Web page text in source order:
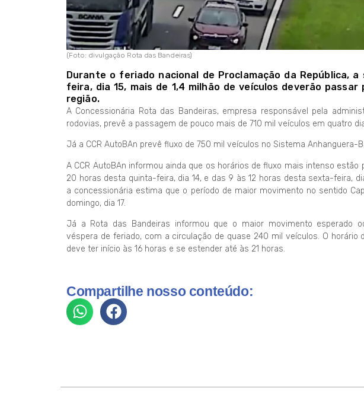
(Foto: divulgação Rota das Bandeiras)
Durante o feriado nacional de Proclamação da República,
feira, dia 15, mais de 1,4 milhão de veículos deverão
região.
A Concessionária Rota das Bandeiras, empresa responsável pela
rodovias, prevê a passagem de pouco mais de 710 mil veículos em quatro
Já a CCR AutoBAn prevê fluxo de 750 mil veículos no Sistema Anhanguera-
A CCR AutoBAn informou ainda que os horários de fluxo mais intenso
20 horas desta quinta-feira, dia 14, e das 9 às 12 horas desta sexta-feira,
a concessionária estima que o período de maior movimento no sentido
domingo, dia 17.
Já a Rota das Bandeiras informou que o maior movimento esperado
véspera de feriado, com a circulação de quase 240 mil veículos. O horário
deve ter início às 16 horas e se estender até às 21 horas.
Compartilhe nosso conteúdo: